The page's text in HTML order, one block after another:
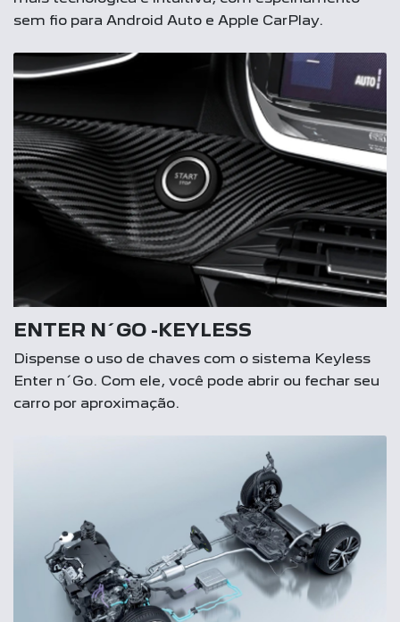
sem fio para Android Auto e Apple CarPlay.
ENTER N´GO -KEYLESS
Dispense o uso de chaves com o sistema Keyless
Enter n´Go. Com ele, você pode abrir ou fechar seu
carro por aproximação.